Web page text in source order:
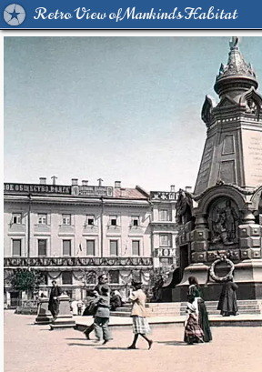
Retro View of Mankind's Habitat